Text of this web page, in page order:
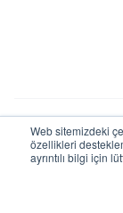
Web sitemizdeki
özellikleri
ayrıntılı bilgi için
©